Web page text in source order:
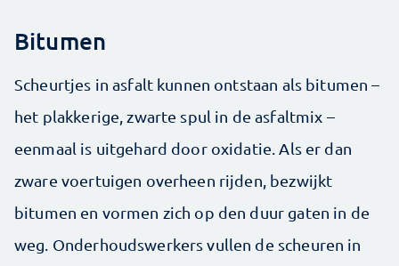
Bitumen
Scheurtjes in asfalt kunnen ontstaan als bitumen –
het plakkerige, zwarte spul in de asfaltmix –
eenmaal is uitgehard door oxidatie. Als er dan
zware voertuigen overheen rijden, bezwijkt
bitumen en vormen zich op den duur gaten in de
weg. Onderhoudswerkers vullen de scheuren in